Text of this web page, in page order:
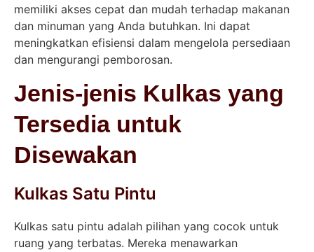
memiliki akses cepat dan mudah terhadap makanan
dan minuman yang Anda butuhkan. Ini dapat
meningkatkan efisiensi dalam mengelola persediaan
dan mengurangi pemborosan.
Jenis-jenis Kulkas yang
Tersedia untuk
Disewakan
Kulkas Satu Pintu
Kulkas satu pintu adalah pilihan yang cocok untuk
ruang yang terbatas. Mereka menawarkan